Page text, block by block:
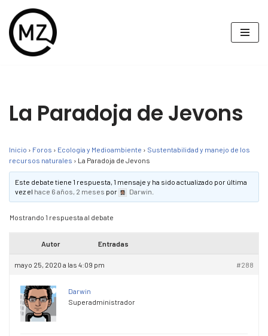
Saltar
al
La Paradoja de Jevons
Inicio › Foros › Ecología y Medioambiente › Sustentabilidad y manejo de los
recursos naturales › La Paradoja de Jevons
Este debate tiene 1 respuesta, 1 mensaje y ha sido actualizado por última
vez el hace 6 años, 2 meses por Darwin
Mostrando 1 respuesta al debate
Autor Entradas
mayo 25, 2020 a las 4:09 pm #288
Darwin
Superadministrador